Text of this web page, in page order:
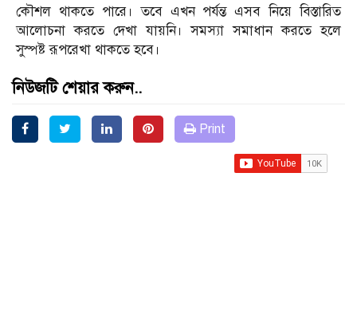
কৌশল থাকতে পারে। তবে এখন পর্যন্ত এসব নিয়ে বিস্তারিত
আলোচনা করতে দেখা যায়নি। সমস্যা সমাধান করতে হলে
সুস্পষ্ট রূপরেখা থাকতে হবে।
নিউজটি শেয়ার করুন..
Print